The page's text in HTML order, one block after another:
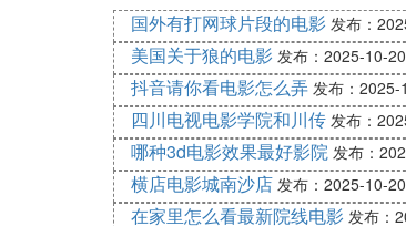
一次注册飞猪旅行，还能获得一
4、去哪儿网，非常老牌的一个
网还会提供很多的服务，让乘客
手机抢票哪些APP好用？
很多软件都有抢票功能，这里推
一、铁友火车票
软件简介：
12306抢票神器，自动抢票，上
国外有打网球片段的电影 发布：
美国关于狼的电影 发布：2025-10-
抖音请你看电影怎么弄 发布：
四川电视电影学院和川传 发布：
哪种3d电影效果最好影院 发布：
横店电影城南沙店 发布：2025-10-
在家里怎么看最新院线电影 发布：